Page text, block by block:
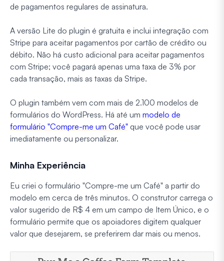
de pagamentos regulares de assinatura.
A versão Lite do plugin é gratuita e inclui integração com
Stripe para aceitar pagamentos por cartão de crédito ou
débito. Não há custo adicional para aceitar pagamentos
com Stripe; você pagará apenas uma taxa de 3% por
cada transação, mais as taxas da Stripe.
O plugin também vem com mais de 2.100 modelos de
formulários do WordPress. Há até um modelo de
formulário "Compre-me um Café" que você pode usar
imediatamente ou personalizar.
Minha Experiência
Eu criei o formulário "Compre-me um Café" a partir do
modelo em cerca de três minutos. O construtor carrega o
valor sugerido de R$ 4 em um campo de Item Único, e o
formulário permite que os apoiadores digitem qualquer
valor que desejarem, se preferirem dar mais ou menos.